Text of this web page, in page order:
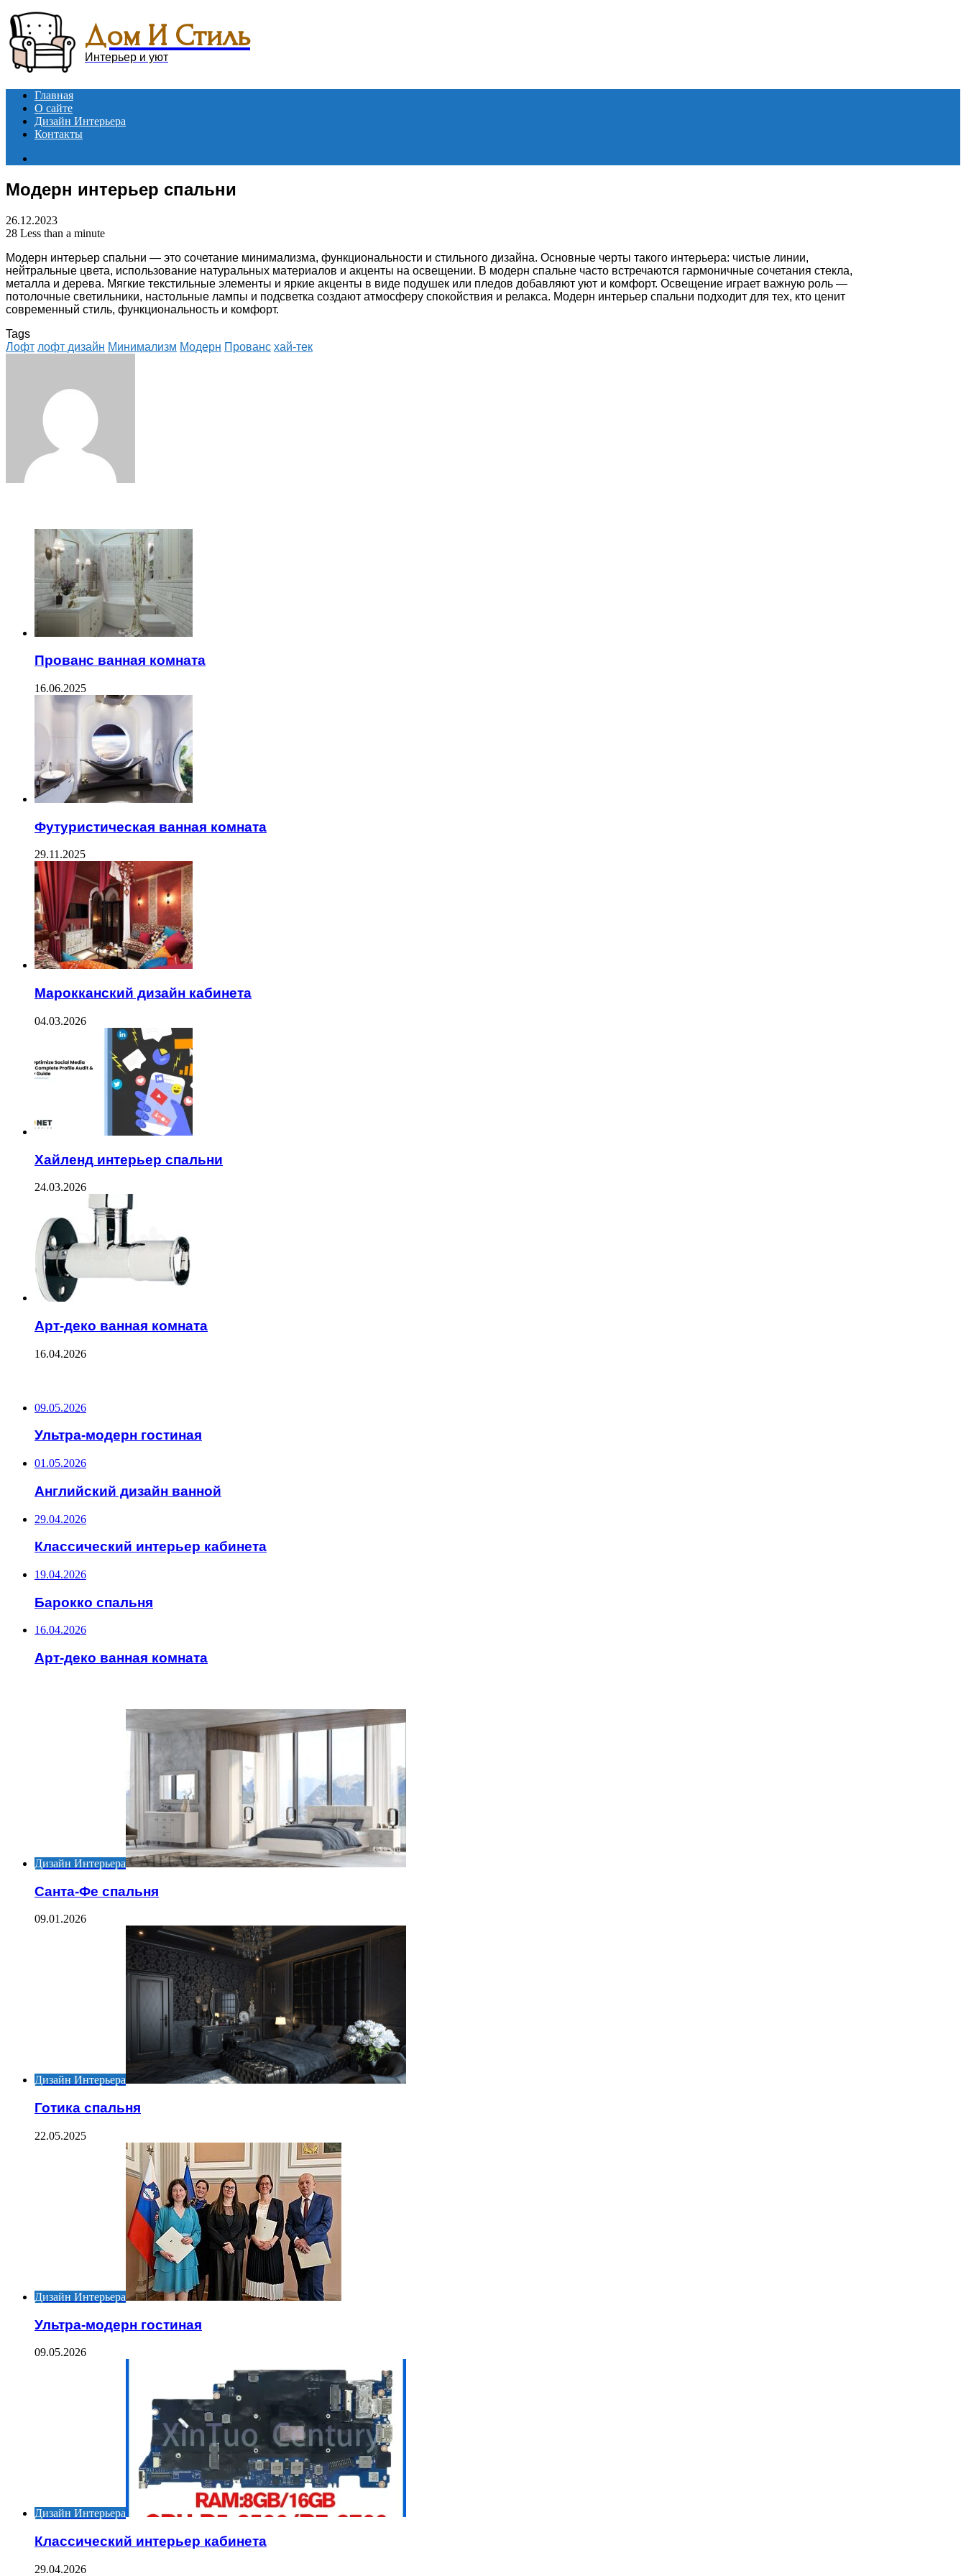
Menu
Дом И Стиль
Интерьер и уют
Главная
О сайте
Дизайн Интерьера
Контакты
Модерн интерьер спальни
26.12.2023
28 Less than a minute
Модерн интерьер спальни — это сочетание минимализма, функциональности и стильного дизайна. Основные черты такого интерьера: чистые линии,
нейтральные цвета, использование натуральных материалов и акценты на освещении. В модерн спальне часто встречаются гармоничные сочетания стекла,
металла и дерева. Мягкие текстильные элементы и яркие акценты в виде подушек или пледов добавляют уют и комфорт. Освещение играет важную роль —
потолочные светильники, настольные лампы и подсветка создают атмосферу спокойствия и релакса. Модерн интерьер спальни подходит для тех, кто ценит
современный стиль, функциональность и комфорт.
Tags
Лофт лофт дизайн Минимализм Модерн Прованс хай-тек
Прованс ванная комната
16.06.2025
Футуристическая ванная комната
29.11.2025
Марокканский дизайн кабинета
04.03.2026
Хайленд интерьер спальни
24.03.2026
Арт-деко ванная комната
16.04.2026
09.05.2026
Ультра-модерн гостиная
01.05.2026
Английский дизайн ванной
29.04.2026
Классический интерьер кабинета
19.04.2026
Барокко спальня
16.04.2026
Арт-деко ванная комната
Дизайн Интерьера
Санта-Фе спальня
09.01.2026
Дизайн Интерьера
Готика спальня
22.05.2025
Дизайн Интерьера
Ультра-модерн гостиная
09.05.2026
Дизайн Интерьера
Классический интерьер кабинета
29.04.2026